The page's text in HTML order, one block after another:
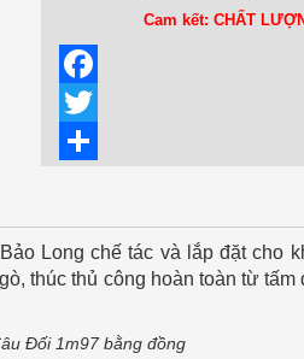
Cam kết: CHẤT
Facebook
Twitter
Long chế tác và lắp đặt cho
thúc thủ công hoàn toàn từ